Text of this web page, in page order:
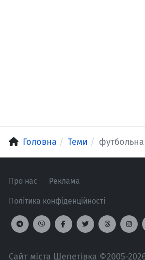
Головна Теми
Про нас Реклама
Політика конфіденційності
Сайт міста Шепетівка ©2005-